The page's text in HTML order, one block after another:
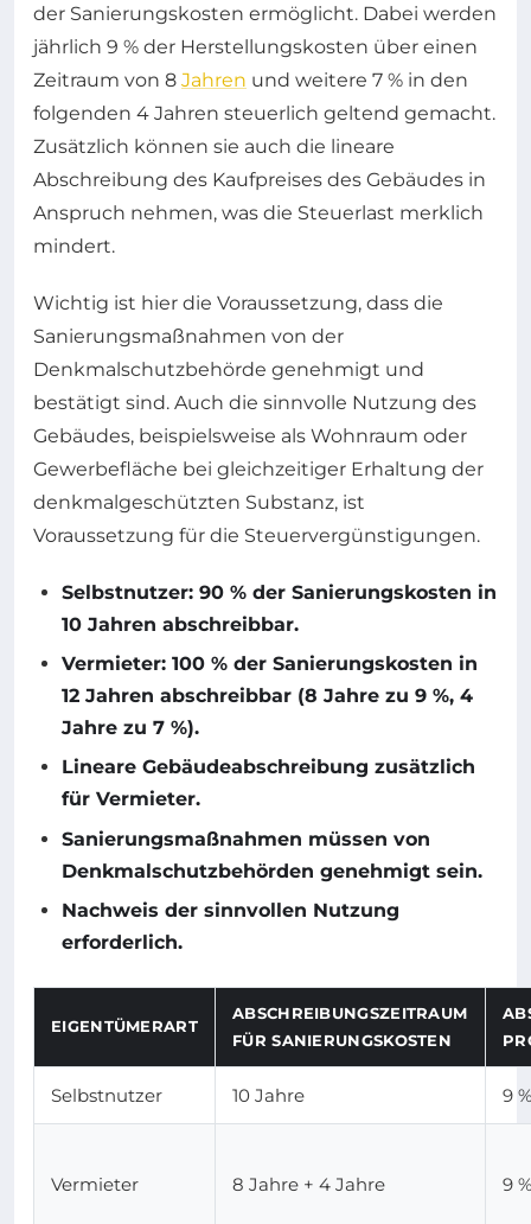
der Sanierungskosten ermöglicht. Dabei werden
jährlich 9 % der Herstellungskosten über einen
Zeitraum von 8 Jahren und weitere 7 % in den
folgenden 4 Jahren steuerlich geltend gemacht.
Zusätzlich können sie auch die lineare
Abschreibung des Kaufpreises des Gebäudes in
Anspruch nehmen, was die Steuerlast merklich
mindert.
Wichtig ist hier die Voraussetzung, dass die
Sanierungsmaßnahmen von der
Denkmalschutzbehörde genehmigt und
bestätigt sind. Auch die sinnvolle Nutzung des
Gebäudes, beispielsweise als Wohnraum oder
Gewerbefläche bei gleichzeitiger Erhaltung der
denkmalgeschützten Substanz, ist
Voraussetzung für die Steuervergünstigungen.
Selbstnutzer: 90 % der Sanierungskosten in
10 Jahren abschreibbar.
Vermieter: 100 % der Sanierungskosten in
12 Jahren abschreibbar (8 Jahre zu 9 %, 4
Jahre zu 7 %).
Lineare Gebäudeabschreibung zusätzlich
für Vermieter.
Sanierungsmaßnahmen müssen von
Denkmalschutzbehörden genehmigt sein.
Nachweis der sinnvollen Nutzung
erforderlich.
EIGENTÜMERART
ABSCHREIBUNGSZEITRAUM
FÜR SANIERUNGSKOSTEN
Selbstnutzer 10 Jahre 9 %
Vermieter 8 Jahre + 4 Jahre 9